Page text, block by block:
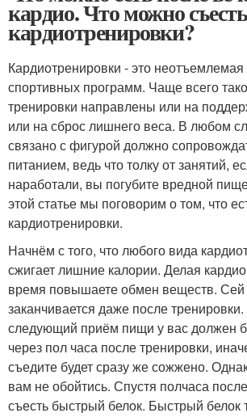
кардио. Что можно
кардиотренировки?
Кардиотренировки - это неотъемлемая
спортивных программ. Чаще всего
тренировки направлены или на
или на сброс лишнего веса. В любом
связано с фигурой должно
питанием, ведь что толку от занятий,
наработали, вы погубите вредной
этой статье мы поговорим о том, что
кардиотренировки.
Начнём с того, что любого вида
сжигает лишние калории. Делая
время повышаете обмен веществ. Сей
заканчивается даже после
следующий приём пищи у вас должен
через пол часа после тренировки,
съедите будет сразу же сожжено.
вам не обойтись. Спустя полчаса
съесть быстрый белок. Быстрый белок